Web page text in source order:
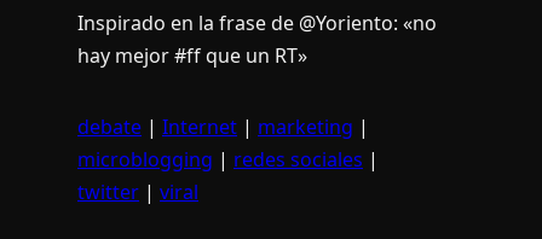
Inspirado en la frase de @Yoriento: «no
hay mejor #ff que un RT»
debate | Internet | marketing |
microblogging | redes sociales |
twitter | viral